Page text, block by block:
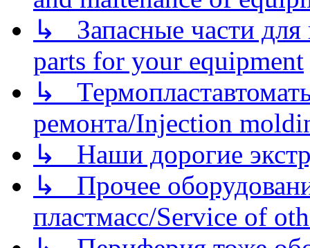
↳ Запасные части для
parts for your equipment
↳
ремонта/Injection
↳ Наши дорогие
↳ Прочее
пластмасс/Service of